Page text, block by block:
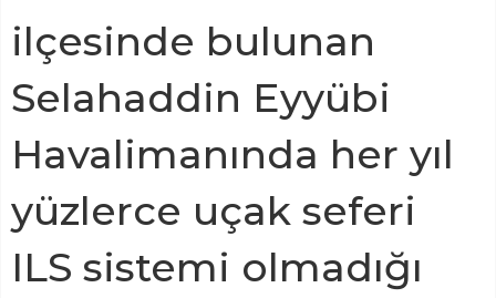
ilçesinde bulunan
Selahaddin Eyyübi
Havalimanında her yıl
yüzlerce uçak seferi
ILS sistemi olmadığı